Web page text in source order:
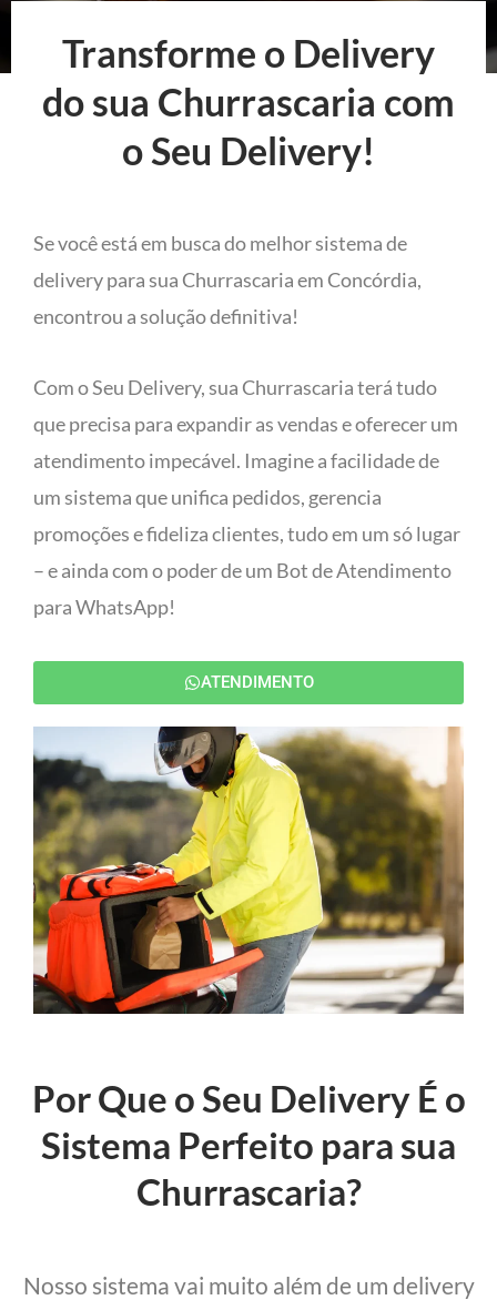
Transforme o Delivery
do sua Churrascaria com
o Seu Delivery!
Se você está em busca do melhor sistema de
delivery para sua Churrascaria em Concórdia,
encontrou a solução definitiva!
Com o Seu Delivery, sua Churrascaria terá tudo
que precisa para expandir as vendas e oferecer um
atendimento impecável. Imagine a facilidade de
um sistema que unifica pedidos, gerencia
promoções e fideliza clientes, tudo em um só lugar
– e ainda com o poder de um Bot de Atendimento
para WhatsApp!
ATENDIMENTO
Por Que o Seu Delivery É o
Sistema Perfeito para sua
Churrascaria?
Nosso sistema vai muito além de um delivery